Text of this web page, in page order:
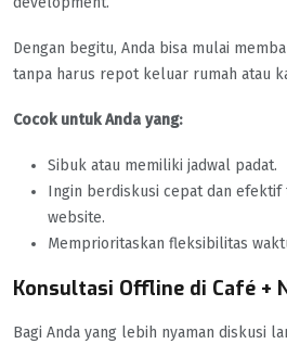
Dengan begitu, Anda bisa mulai
tanpa harus repot keluar rumah atau
Cocok untuk Anda yang:
Sibuk atau memiliki jadwal padat.
Ingin berdiskusi cepat dan efektif
website.
Memprioritaskan fleksibilitas
Konsultasi Offline di Café +
Bagi Anda yang lebih nyaman diskusi